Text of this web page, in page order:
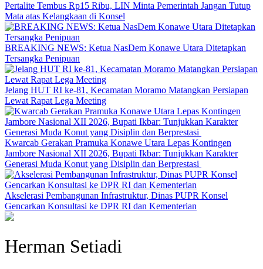
‎Pertalite Tembus Rp15 Ribu, LIN Minta Pemerintah Jangan Tutup
Mata atas Kelangkaan di Konsel
BREAKING NEWS: Ketua NasDem Konawe Utara Ditetapkan
Tersangka Penipuan
‎Jelang HUT RI ke-81, Kecamatan Moramo Matangkan Persiapan
Lewat Rapat Lega Meeting
‎Kwarcab Gerakan Pramuka Konawe Utara Lepas Kontingen
Jambore Nasional XII 2026, Bupati Ikbar: Tunjukkan Karakter
Generasi Muda Konut yang Disiplin dan Berprestasi ‎
Akselerasi Pembangunan Infrastruktur, Dinas PUPR Konsel
Gencarkan Konsultasi ke DPR RI dan Kementerian
Herman Setiadi